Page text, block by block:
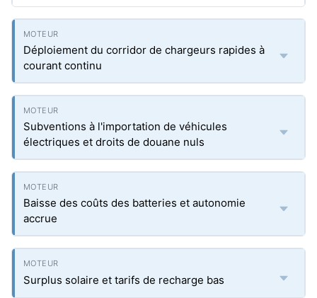
Déploiement du corridor de chargeurs rapides à
courant continu
Subventions à l'importation de véhicules
électriques et droits de douane nuls
Baisse des coûts des batteries et autonomie
accrue
Surplus solaire et tarifs de recharge bas